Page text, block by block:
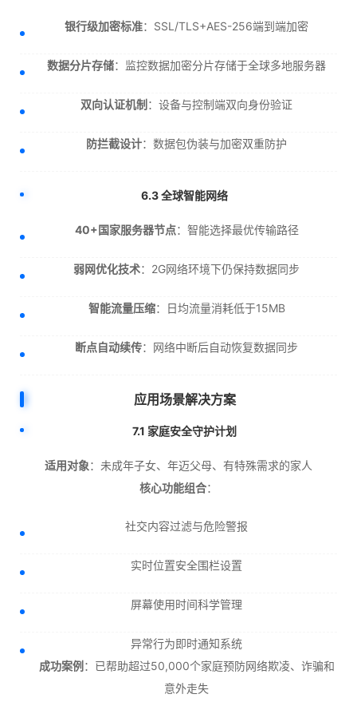
银行级加密标准：SSL/TLS+AES-256端到端加密
数据分片存储：监控数据加密分片存储于全球多地服务器
双向认证机制 ：设备与控制端双向身份验证
防拦截设计：数据包伪装与加密双重防护
6.3 全球智能网络
40+国家服务器节点：智能选择最优传输路径
弱网优化技术：2G网络环境下仍保持数据同步
智能流量压缩：日均流量消耗低于15MB
断点自动续传：网络中断后自动恢复数据同步
应用场景解决方案
7.1 家庭安全守护计划
适用对象：未成年子女、年迈父母、有特殊需求的家人
核心功能组合：
社交内容过滤与危险警报
实时位置安全围栏设置
屏幕使用时间科学管理
异常行为即时通知系统
成功案例 ：已帮助超过50,000个家庭预防网络欺凌、诈骗和
意外走失